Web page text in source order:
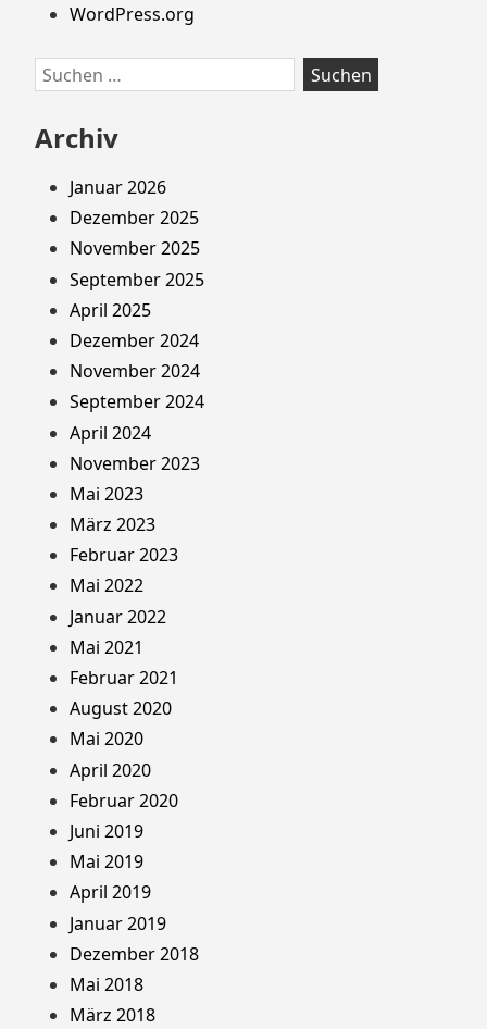
WordPress.org
Suchen
nach:
Archiv
Januar 2026
Dezember 2025
November 2025
September 2025
April 2025
Dezember 2024
November 2024
September 2024
April 2024
November 2023
Mai 2023
März 2023
Februar 2023
Mai 2022
Januar 2022
Mai 2021
Februar 2021
August 2020
Mai 2020
April 2020
Februar 2020
Juni 2019
Mai 2019
April 2019
Januar 2019
Dezember 2018
Mai 2018
März 2018